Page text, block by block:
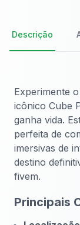
Descrição
Experimente
icônico Cube
ganha vida.
perfeita de
imersivas de
destino
fivem.
Principais